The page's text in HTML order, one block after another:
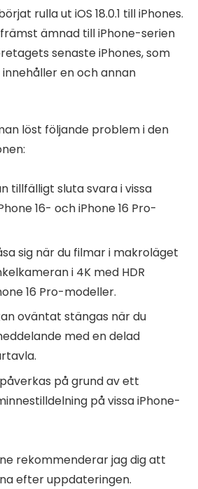
rulla ut iOS 18.0.1 till iPhones.
ämnad till iPhone-serien
senaste iPhones, som
en och annan
löst följande problem i den
tillfälligt sluta svara i vissa
16- och iPhone 16 Pro-
sig när du filmar i makroläget
i 4K med HDR
16 Pro-modeller.
oväntat stängas när du
med en delad
på grund av ett
på vissa iPhone-
rekommenderar jag dig att
efter uppdateringen.